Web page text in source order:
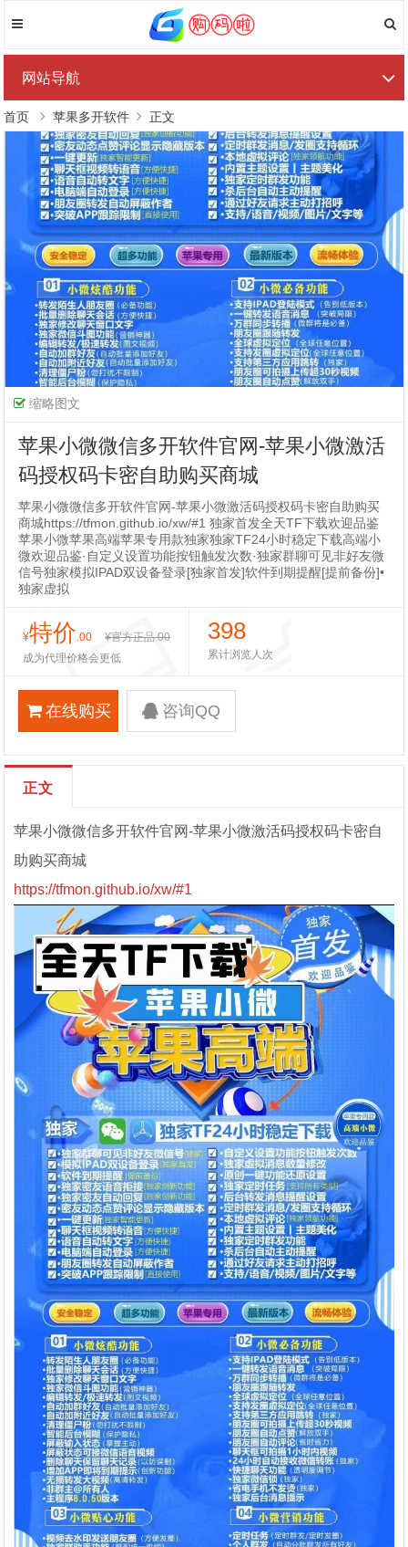
网站导航
首页 苹果多开软件 正文
缩略图文
苹果小微微信多开软件官网-苹果小微激活
码授权码卡密自助购买商城
苹果小微微信多开软件官网-苹果小微激活码授权码卡密自助购买
商城https://tfmon.github.io/xw/#1 独家首发全天TF下载欢迎品鉴
苹果小微苹果高端苹果专用款独家独家TF24小时稳定下载高端小
微欢迎品鉴·自定义设置功能按钮触发次数·独家群聊可见非好友微
信号独家模拟IPAD双设备登录[独家首发]软件到期提醒[提前备份]•
独家虚拟
¥特价.00 ¥官方正品.00
成为代理价格会更低
398
累计浏览人次
在线购买 咨询QQ
正文
苹果小微微信多开软件官网-苹果小微激活码授权码卡密自
助购买商城
https://tfmon.github.io/xw/#1